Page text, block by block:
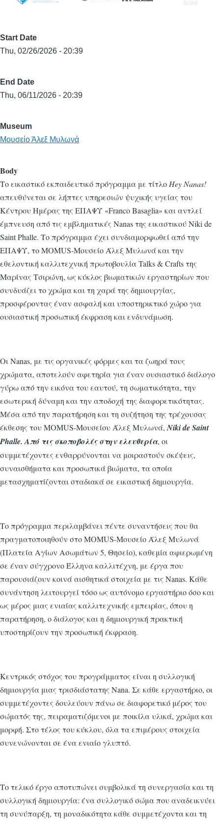
Start Date
Thu, 02/26/2026 - 20:39
End Date
Thu, 06/11/2026 - 20:39
Museum
Μουσείο Άλεξ Μυλωνά
Body
Το εικαστικό εκπαιδευτικό πρόγραμμα με τίτλοHey Nanas!
απευθύνεται σε λήπτες υπηρεσιών ψυχικής υγείας του
Κέντρου Ημέρας της ΕΠΑΨΥ «Franco Basaglia» και αντλεί
έμπνευση από τις εμβληματικές Nanas της εικαστικού Niki de
Saint Phalle. Το πρόγραμμα έχει συνδιαμορφωθεί από την
ΕΠΑΨΥ, το MOMUS-Μουσείο Άλεξ Μυλωνά και την
εθελοντική καλλιτεχνική πρωτοβουλία Talks & Crafts της
Μαρίνας Τσιρώνη, ως κύκλος βιωματικών εργαστηρίων που
συνδυάζει το χρώμα και τη χαρά της δημιουργίας,
προσφέροντας έναν ασφαλή και υποστηρικτικό χώρο για
ουσιαστική προσωπική έκφραση και ενδυνάμωση.
Οι Nanas, με τις οργανικές φόρμες και τα ζωηρά τους
χρώματα, αποτελούν αφετηρία για έναν ουσιαστικό διάλογο
γύρω από την εικόνα του εαυτού, τη σωματικότητα, την
εσωτερική δύναμη και την αποδοχή της διαφορετικότητας.
Μέσα από την παρατήρηση και τη συζήτηση της τρέχουσας
έκθεσης του MOMUS-Μουσείου Άλεξ Μυλωνά,Niki de Saint
Phalle. Από τις σκοποβολές στην ελευθερία, οι
συμμετέχοντες ενθαρρύνονται να μοιραστούν σκέψεις,
συναισθήματα και προσωπικά βιώματα, τα οποία
μετασχηματίζονται σταδιακά σε εικαστική δημιουργία.
Το πρόγραμμα περιλαμβάνει πέντε συναντήσεις που θα
πραγματοποιηθούν στο MOMUS-Μουσείο Άλεξ Μυλωνά
(Πλατεία Αγίων Ασωμάτων 5, Θησείο), καθεμία αφιερωμένη
σε έναν σύγχρονο Έλληνα καλλιτέχνη, με έργα που
παρουσιάζουν κοινά αισθητικά στοιχεία με τις Nanas. Κάθε
συνάντηση λειτουργεί τόσο ως αυτόνομο εργαστήριο όσο και
ως μέρος μιας ενιαίας καλλιτεχνικής εμπειρίας, όπου η
παρατήρηση, ο διάλογος και η δημιουργική πρακτική
υποστηρίζουν την προσωπική έκφραση.
Κεντρικός στόχος του προγράμματος είναι η συλλογική
δημιουργία μιας τρισδιάστατης Nana. Σε κάθε εργαστήριο, οι
συμμετέχοντες δουλεύουν πάνω σε διαφορετικό μέρος του
σώματός της, πειραματιζόμενοι με ποικίλα υλικά, χρώμα και
μορφή. Στο τέλος του κύκλου, όλα τα επιμέρους στοιχεία
συνενώνονται σε ένα ενιαίο γλυπτό.
Το τελικό έργο αποτυπώνει συμβολικά τη συνεργασία και τη
συλλογική δημιουργία: ένα συλλογικό σώμα που αναδεικνύει
τη συνύπαρξη, τη μοναδικότητα κάθε συμμετέχοντα και τη